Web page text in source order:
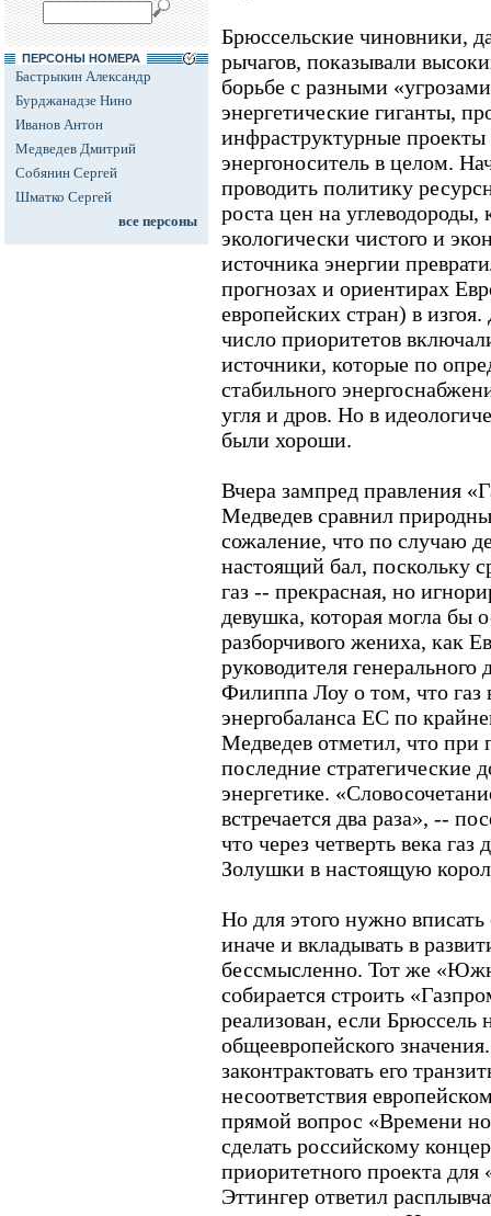
ПЕРСОНЫ НОМЕРА
Бастрыкин Александр
Бурджанадзе Нино
Иванов Антон
Медведев Дмитрий
Собянин Сергей
Шматко Сергей
все персоны
Брюссельские чиновники,
рычагов, показывали
борьбе с разными
энергетические гиганты,
инфраструктурные
энергоноситель в целом.
проводить политику
роста цен на углеводороды,
экологически чистого и
источника энергии
прогнозах и ориентирах
европейских стран) в
число приоритетов
источники, которые по
стабильного
угля и дров. Но в
были хороши.
Вчера зампред правления
Медведев сравнил
сожаление, что по случаю
настоящий бал, поскольку
газ -- прекрасная, но
девушка, которая могла бы
разборчивого жениха, как
руководителя
Филиппа Лоу о том, что газ
энергобаланса ЕС по
Медведев отметил, что
последние
энергетике.
встречается два раза», --
что через четверть века газ
Золушки в настоящую
Но для этого нужно
иначе и вкладывать в
бессмысленно. Тот же
собирается строить
реализован, если Брюссель
общеевропейского
законтрактовать его
несоответствия
прямой вопрос «Времени
сделать российскому
приоритетного проекта
Эттингер ответил